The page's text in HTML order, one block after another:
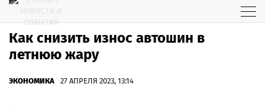
Как снизить износ автошин в
летнюю жару
ЭКОНОМИКА 27 АПРЕЛЯ 2023, 13:14